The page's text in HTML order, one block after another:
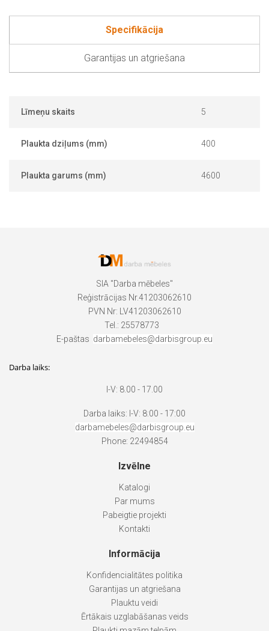
Specifikācija
Garantijas un atgriešana
Līmeņu skaits 5
Plaukta dziļums (mm) 400
Plaukta garums (mm) 4600
SIA "Darba mēbeles"
Reģistrācijas Nr.41203062610
PVN Nr: LV41203062610
Tel.: 25578773
E-paštas darbamebeles@darbisgroup.eu
Darba laiks:
I-V: 8.00 - 17.00
Darba laiks: I-V: 8:00 - 17:00
darbamebeles@darbisgroup.eu
Phone: 22494854
Izvēlne
Katalogi
Par mums
Pabeigtie projekti
Kontakti
Informācija
Konfidencialitātes politika
Garantijas un atgriešana
Plauktu veidi
Ērtākais uzglabāšanas veids